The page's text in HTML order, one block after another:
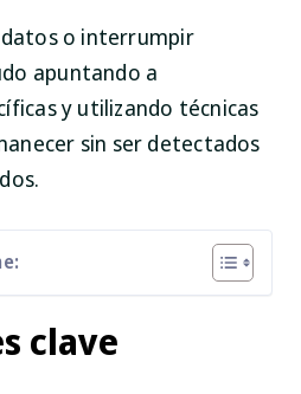
o interrumpir
apuntando a
y utilizando técnicas
sin ser detectados
clave